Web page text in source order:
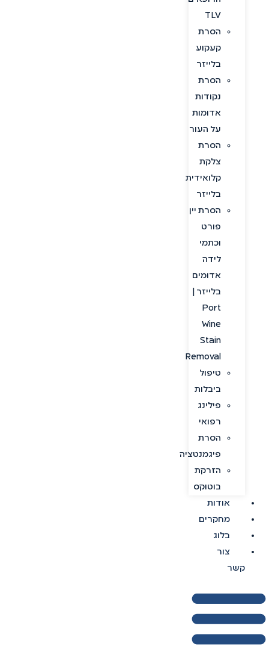
TLV
הסרת
קעקוע
בלייזר
הסרת
נקודות
אדומות
על העור
הסרת
צלקת
קלואידית
בלייזר
הסרת יין
פורט
וכתמי
לידה
אדומים
בלייזר |
Port
Wine
Stain
Removal
טיפול
ביבלות
פילינג
רפואי
הסרת
פיגמנטציה
הזרקת
בוטוקס
אודות
מחקרים
בלוג
צור
קשר